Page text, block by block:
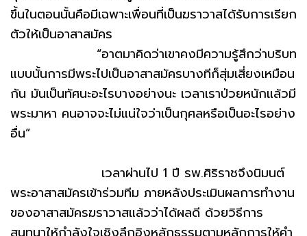
ขึ้นในตอนนั้นคือมีเฉพาะเพื่อนที่เป็นฆราวาสได้รับการเรียก
ตัวให้เป็นอาสาสมัคร
“อาตมาคิดว่าเขาคงมีความรู้สึกว่าบริบท
แบบนั้นการมีพระไปเป็นอาสาสมัครบางทีก็สุ่มเสี่ยงเหมือน
กัน มันเป็นทัศนะอะไรบางอย่างนะ เวลาเราป่วยหนักแล้วมี
พระมาหา คนอาจจะไม่แน่ใจว่าเป็นกุศลหรือเป็นอะไรอย่าง
อื่น”
เวลาผ่านไป 1 ปี รพ.ศิริราชจึงนิมนต์
พระอาสาสมัครเข้าร่วมทีม ภายหลังประเมินผลการทำงาน
ของอาสาสมัครฆราวาสแล้วว่าได้ผลดี ด้วยวิธีการ